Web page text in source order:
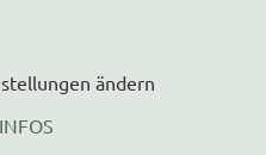
ändern
INFOS